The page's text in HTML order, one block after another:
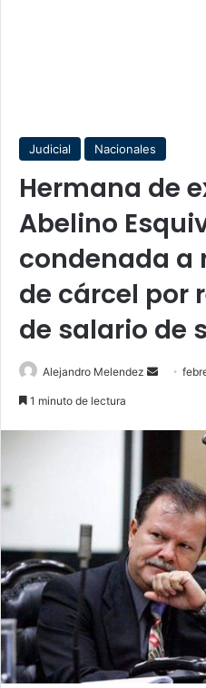
Judicial Nacionales
Hermana de
Abelino
condenada a
de cárcel por
de salario de
Alejandro Melendez
Send
1 minuto de lectura